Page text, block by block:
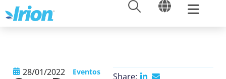
al
contenido
ABRIR ABRIR
28/01/2022 Eventos Share: